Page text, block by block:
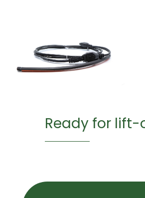
Ready for lift-